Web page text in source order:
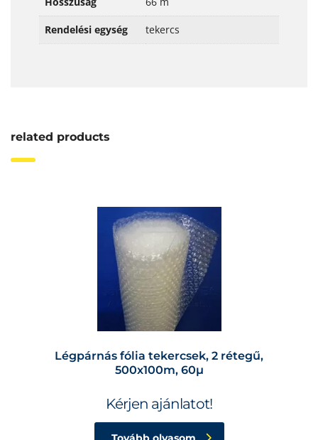
Rendelési egység tekercs
related products
Légpárnás fólia tekercsek, 2 rétegű,
500x100m, 60µ
Kérjen ajánlatot!